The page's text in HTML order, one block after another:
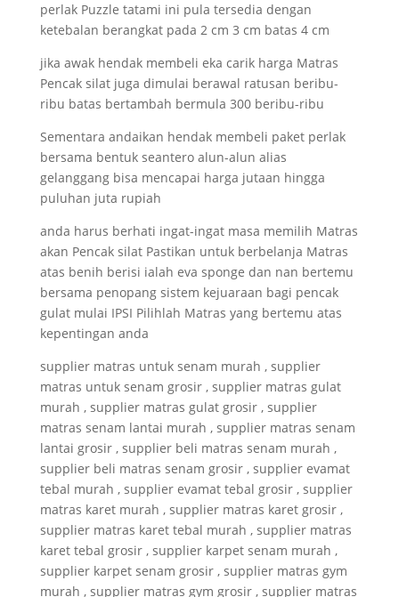
perlak Puzzle tatami ini pula tersedia dengan
ketebalan berangkat pada 2 cm 3 cm batas 4 cm
jika awak hendak membeli eka carik harga Matras
Pencak silat juga dimulai berawal ratusan beribu-
ribu batas bertambah bermula 300 beribu-ribu
Sementara andaikan hendak membeli paket perlak
bersama bentuk seantero alun-alun alias
gelanggang bisa mencapai harga jutaan hingga
puluhan juta rupiah
anda harus berhati ingat-ingat masa memilih Matras
akan Pencak silat Pastikan untuk berbelanja Matras
atas benih berisi ialah eva sponge dan nan bertemu
bersama penopang sistem kejuaraan bagi pencak
gulat mulai IPSI Pilihlah Matras yang bertemu atas
kepentingan anda
supplier matras untuk senam murah , supplier
matras untuk senam grosir , supplier matras gulat
murah , supplier matras gulat grosir , supplier
matras senam lantai murah , supplier matras senam
lantai grosir , supplier beli matras senam murah ,
supplier beli matras senam grosir , supplier evamat
tebal murah , supplier evamat tebal grosir , supplier
matras karet murah , supplier matras karet grosir ,
supplier matras karet tebal murah , supplier matras
karet tebal grosir , supplier karpet senam murah ,
supplier karpet senam grosir , supplier matras gym
murah , supplier matras gym grosir , supplier matras